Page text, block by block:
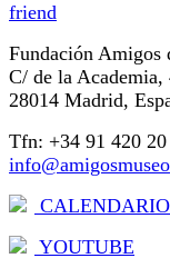
Fundación Amigos
C/ de la Academia,
28014 Madrid,
Tfn: +34 91 420
YOUTUBE